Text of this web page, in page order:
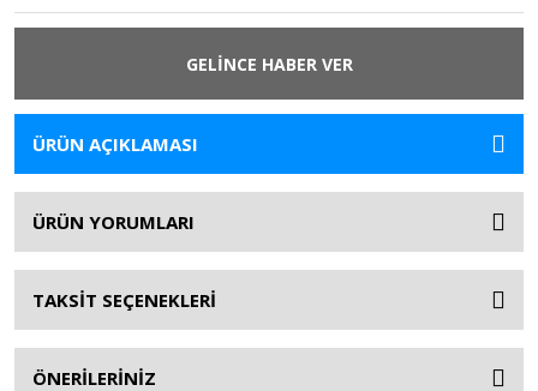
GELİNCE HABER VER
ÜRÜN AÇIKLAMASI
ÜRÜN YORUMLARI
TAKSİT SEÇENEKLERİ
ÖNERİLERİNİZ